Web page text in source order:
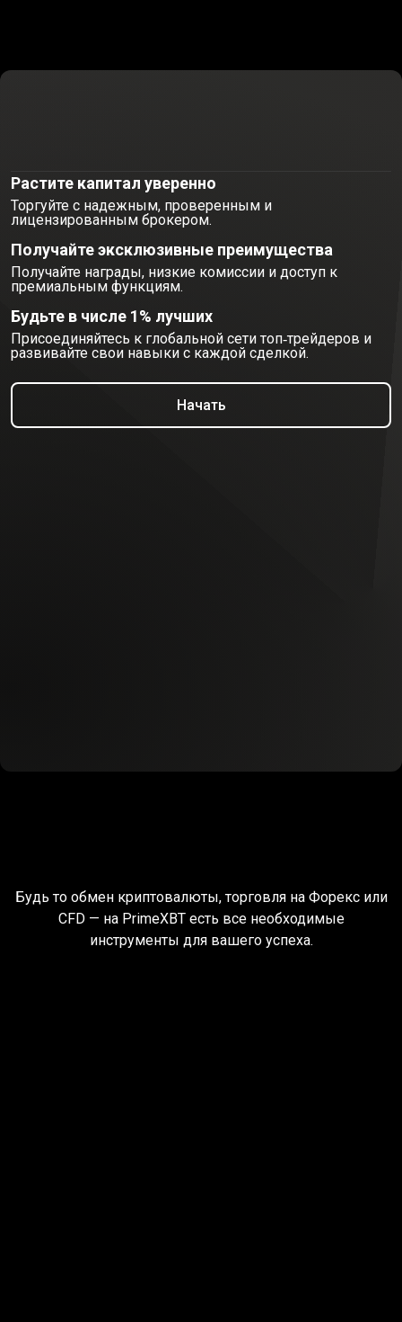
элитного
сообщества
трейдеров
сообщества трейдеров
Растите капитал уверенно
Торгуйте с надежным, проверенным и
лицензированным брокером.
Получайте эксклюзивные преимущества
Получайте награды, низкие комиссии и доступ к
премиальным функциям.
Будьте в числе 1% лучших
Присоединяйтесь к глобальной сети топ‑трейдеров и
развивайте свои навыки с каждой сделкой.
Начать
трейдеров
всему
Для трейдеров по всему миру
Будь то обмен криптовалюты, торговля на Форекс или
CFD — на PrimeXBT есть все необходимые
инструменты для вашего успеха.